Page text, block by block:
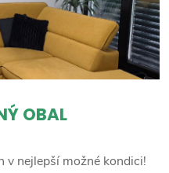
OBAL
v nejlepší možné kondici!